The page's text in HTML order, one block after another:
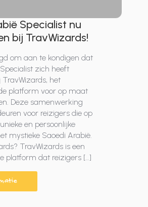
Specialist nu
bij TravWizards!
om aan te kondigen dat
zich heeft
het
platform voor op maat
Deze samenwerking
voor reizigers die op
en persoonlijke
mystieke Saoedi Arabië.
TravWizards is een
platform dat reizigers […]